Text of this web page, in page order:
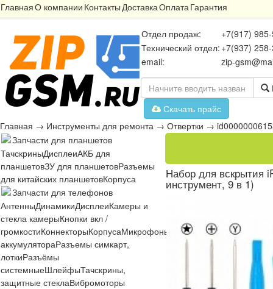
ГлавнаяО компании КонтактыДоставкаОплатаГарантия
Отдел продаж:
+7(917)
Технический отдел: +7(937)
email:
zip-
Скачать прайс
Главная → Инструменты для ремонта → Отвертки →
Запчасти для планшетов
ТачскриныДисплеиАКБ для
планшетовЗУ для планшетовРазъемы
для китайских планшетовКорпуса
Запчасти для телефонов
АнтенныДинамикиДисплеиКамеры и
стекла камерыКнопки вкл /
громкостиКоннекторыКорпусаМикрофоны Микросхемы Платы
аккумулятораРазъемы симкарт,
лоткиРазъёмы
системныеШлейфыТачскрины,
защитные стеклаВибромоторы
Набор для вскрытия
инструмент, 9 в 1)